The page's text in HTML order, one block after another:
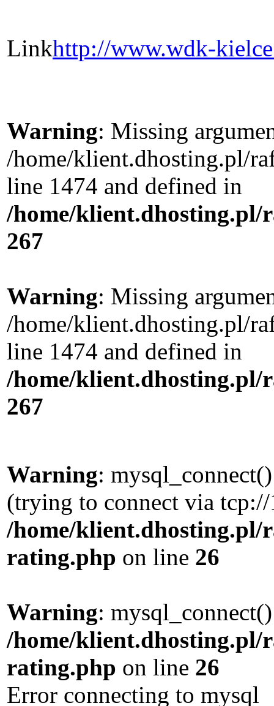
Linkhttp://www.wdk-
Warning: Missing
/home/klient.dhosting.pl/
line 1474 and defined in
/home/klient.dhosting.pl/
267
Warning: Missing
/home/klient.dhosting.pl/
line 1474 and defined in
/home/klient.dhosting.pl/
267
Warning:
(trying to connect via
/home/
rating.php on line 26
Warning:
/home/
rating.php on line 26
Error connecting to mysql